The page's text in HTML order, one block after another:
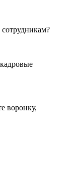
воронку,